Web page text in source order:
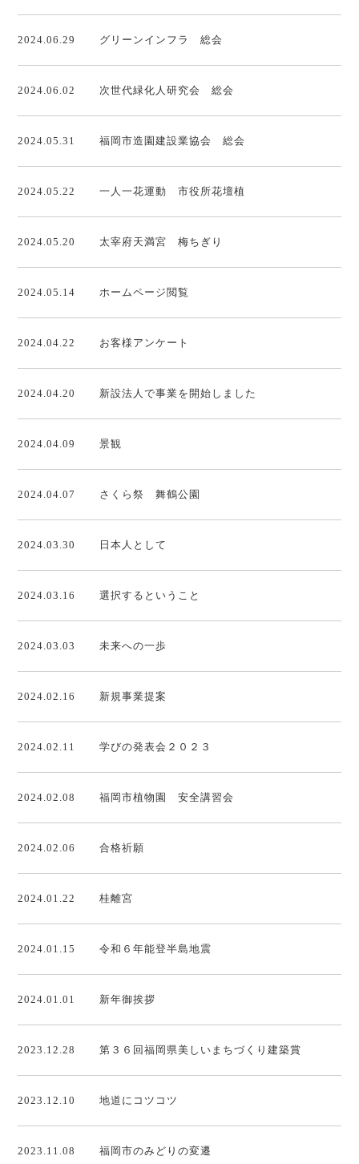
2024.06.29 グリーンインフラ 総会
2024.06.02 次世代緑化人研究会 総会
2024.05.31 福岡市造園建設業協会 総会
2024.05.22 一人一花運動 市役所花壇植
2024.05.20 太宰府天満宮 梅ちぎり
2024.05.14 ホームページ閲覧
2024.04.22 お客様アンケート
2024.04.20 新設法人で事業を開始しました
2024.04.09 景観
2024.04.07 さくら祭 舞鶴公園
2024.03.30 日本人として
2024.03.16 選択するということ
2024.03.03 未来への一歩
2024.02.16 新規事業提案
2024.02.11 学びの発表会２０２３
2024.02.08 福岡市植物園 安全講習会
2024.02.06 合格祈願
2024.01.22 桂離宮
2024.01.15 令和６年能登半島地震
2024.01.01 新年御挨拶
2023.12.28 第３６回福岡県美しいまちづくり建築賞
2023.12.10 地道にコツコツ
2023.11.08 福岡市のみどりの変遷